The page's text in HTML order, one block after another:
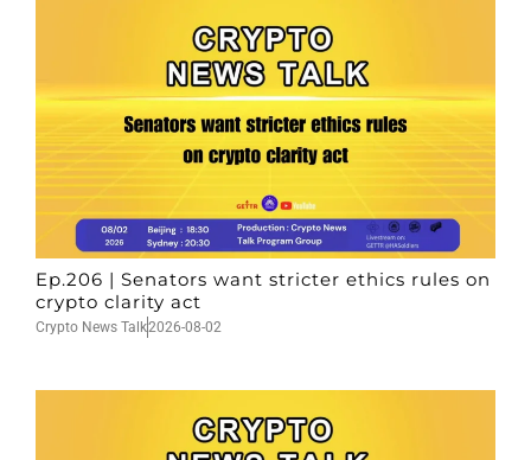
Ep.206 | Senators want stricter ethics rules on
crypto clarity act
Crypto News Talk2026-08-02